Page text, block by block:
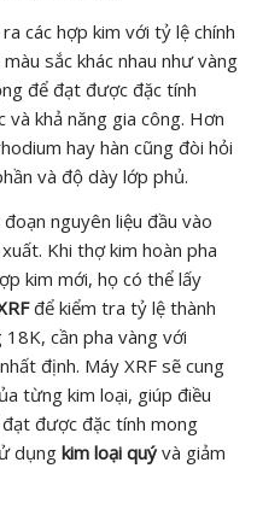
các hợp kim với tỷ lệ chính
sắc khác nhau như vàng
để đạt được đặc tính
khả năng gia công. Hơn
hay hàn cũng đòi hỏi
và độ dày lớp phủ.
nguyên liệu đầu vào
Khi thợ kim hoàn pha
kim mới, họ có thể lấy
để kiểm tra tỷ lệ thành
cần pha vàng với
định. Máy XRF sẽ cung
từng kim loại, giúp điều
được đặc tính mong
dụng kim loại quý và giảm